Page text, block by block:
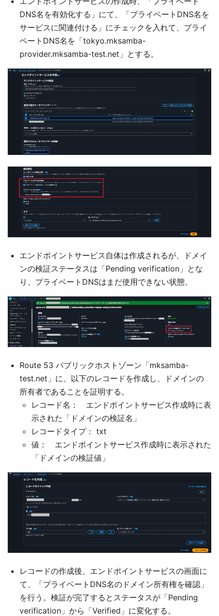
DNS名を有効化する」にて、「プライベートDNS名を
サービスに関連付ける」にチェックを入れて、プライ
ベートDNS名を「tokyo.mksamba-
provider.mksamba-test.net」とする。
エンドポイントサービス自体は作成されるが、ドメイ
ンの検証ステータスは「Pending verification」とな
り、プライベートDNSはまだ使用できない状態。
Route 53 パブリックホストゾーン「mksamba-
test.net」に、以下のレコードを作成し、ドメインの
所有者であることを証明する。
レコード名： エンドポイントサービス作成時に表
示された「ドメインの検証名」
レコードタイプ： txt
値： エンドポイントサービス作成時に表示された
「ドメインの検証値」
レコードの作成後、エンドポイントサービスの画面に
て、「プライベートDNS名のドメイン所有権を確認」
を行う。検証が完了するとステータスが「Pending
verification」から「Verified」に変化する。